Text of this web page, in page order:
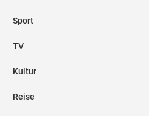
Sport
TV
Kultur
Reise